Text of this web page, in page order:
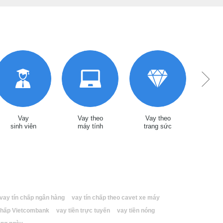
Vay
sinh viên
Vay theo
máy tính
Vay theo
trang sức
vay tín chấp ngân hàng
vay tín chấp theo cavet xe máy
Vietcombank
vay tiền trực tuyến
vay tiền nóng